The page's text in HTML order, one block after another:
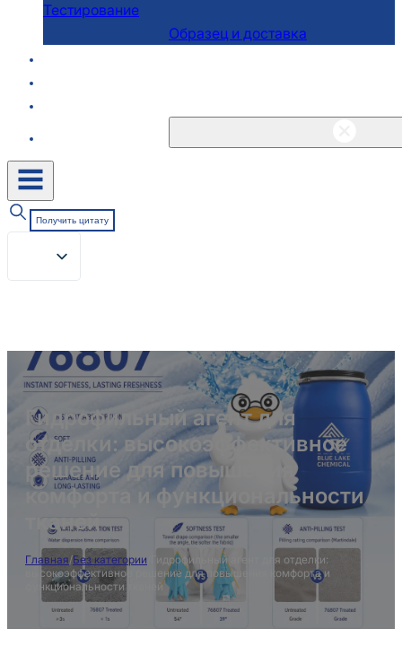
Тестирование
Образец и доставка
Получить цитату
Гидрофильный агент для
отделки: высокоэффективное
решение для повышения
комфорта и функциональности
тканей
Главная/Без категории
Гидрофильный агент для отделки:
высокоэффективное решение для повышения комфорта и
функциональности тканей